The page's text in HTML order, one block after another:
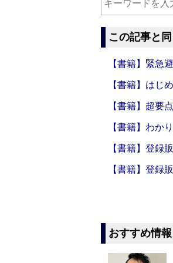
この記事と
【書籍】緊急
【書籍】はじ
【書籍】超要
【書籍】わか
【書籍】登録
【書籍】登録
おすすめ情報